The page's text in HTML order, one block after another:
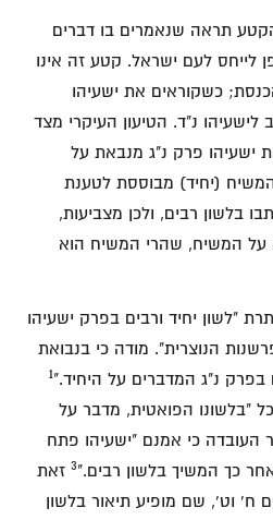
תראה שנאמרים בו דברים
לייחס לעם ישראל. קטע זה אינו
כשקוראים את ישעיהו
לישעיהו נ"ד. הטיעון העיקרי מצד
ישעיהו פרק נ"ג מנבאת על
(יחיד) מבוססת לטענת
בלשון רבים, ולכן מצביעות,
על המשיח, שהרי המשיח הוא
"לשון יחיד ורבים בפרק ישעיהו
הנוצרית". מודה כי בנבואת
1
"בלשונו הפואטית, מדבר על
העובדה כי אמנם "ישעיהו פתח
כך המשיך בלשון רבים."3 זאת
ח' וט', שם מופיע תיאור בלשון